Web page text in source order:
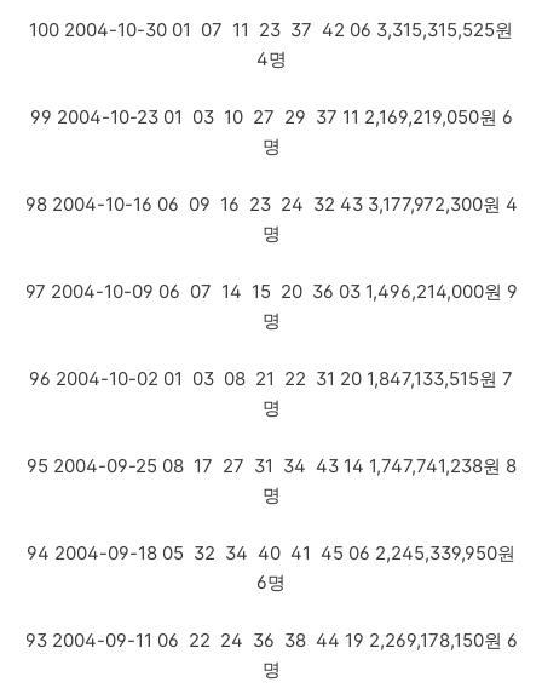
100 2004-10-30 01 07 11 23 37 42 06 3,315,315,525원
4명
99 2004-10-23 01 03 10 27 29 37 11 2,169,219,050원 6
명
98 2004-10-16 06 09 16 23 24 32 43 3,177,972,300원 4
명
97 2004-10-09 06 07 14 15 20 36 03 1,496,214,000원 9
명
96 2004-10-02 01 03 08 21 22 31 20 1,847,133,515원 7
명
95 2004-09-25 08 17 27 31 34 43 14 1,747,741,238원 8
명
94 2004-09-18 05 32 34 40 41 45 06 2,245,339,950원
6명
93 2004-09-11 06 22 24 36 38 44 19 2,269,178,150원 6
명